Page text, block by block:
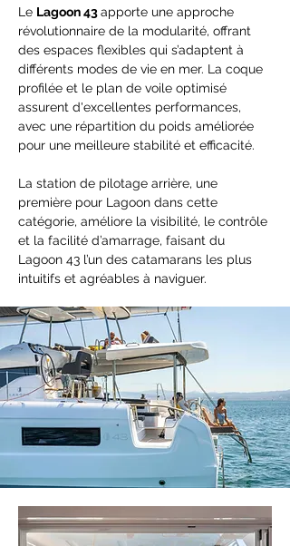
Le Lagoon 43 apporte une approche
révolutionnaire de la modularité, offrant
des espaces flexibles qui s’adaptent à
différents modes de vie en mer. La coque
profilée et le plan de voile optimisé
assurent d'excellentes performances,
avec une répartition du poids améliorée
pour une meilleure stabilité et efficacité.
La station de pilotage arrière, une
première pour Lagoon dans cette
catégorie, améliore la visibilité, le contrôle
et la facilité d’amarrage, faisant du
Lagoon 43 l’un des catamarans les plus
intuitifs et agréables à naviguer.